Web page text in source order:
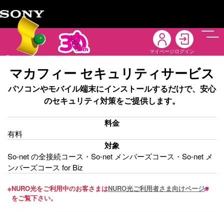
マイページ ログイン
メニ
マカフィー セキュリティサービス
パソコンやモバイル端末にインストールするだけで、安心
のセキュリティ対策をご提供します。
料金
有料
対象
So-net の全接続コース・So-net メンバーズコース・So-net メ
ンバーズコース for Biz
※NURO光をご利用中のお客さまはNURO光ご利用者さま向けページ
をご覧下さい。